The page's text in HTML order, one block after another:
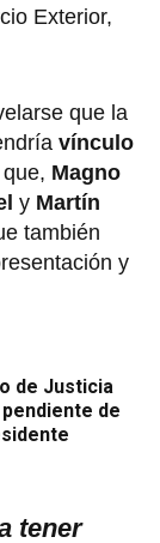
Exterior,
que la
vínculo
Magno
y Martín
también
y
de Justicia
de
tener